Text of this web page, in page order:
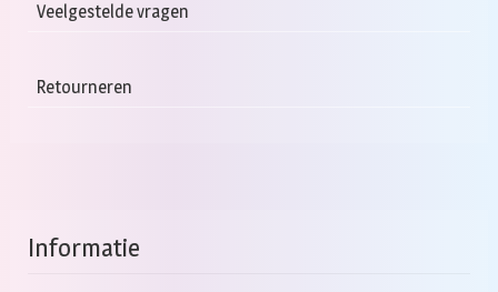
Veelgestelde vragen
Retourneren
Informatie